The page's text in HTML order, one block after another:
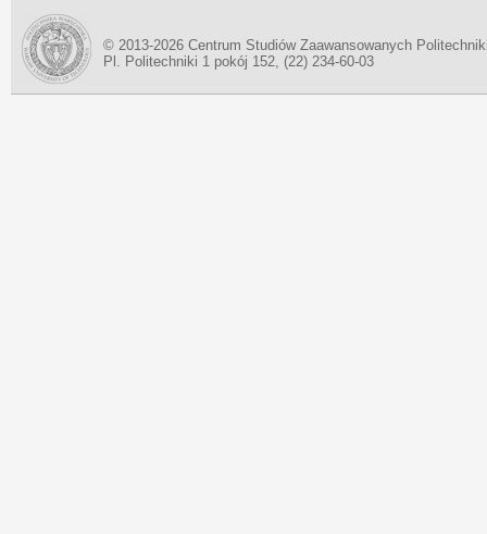
© 2013-2026 Centrum Studiów Zaawansowanych
Pl. Politechniki 1 pokój 152, (22) 234-60-03